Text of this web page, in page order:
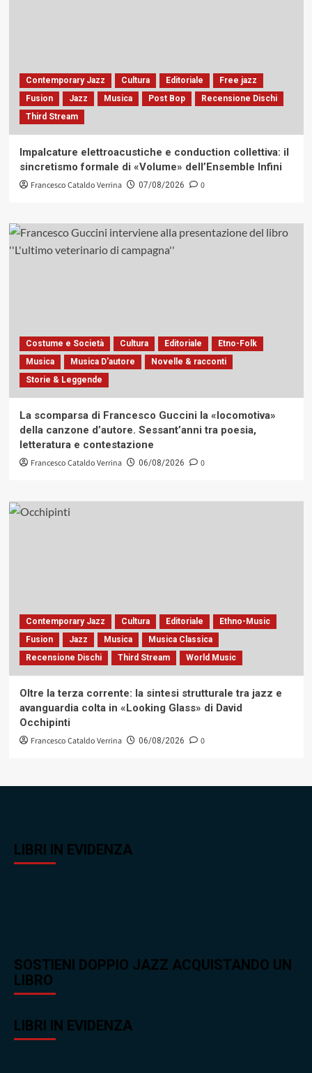
Contemporary Jazz Cultura Editoriale
Free jazz
Fusion
Jazz Musica Post Bop
Recensione Dischi
Third Stream
Impalcature elettroacustiche e conduction collettiva: il
sincretismo formale di «Volume» dell’Ensemble Infini
Francesco Cataldo Verrina 07/08/2026 0
Costume e Società Cultura Editoriale
Etno-Folk
Musica
Musica D'autore
Novelle & racconti
Storie & Leggende
La scomparsa di Francesco Guccini la «locomotiva»
della canzone d’autore. Sessant’anni tra poesia,
letteratura e contestazione
Francesco Cataldo Verrina 06/08/2026 0
Contemporary Jazz Cultura Editoriale
Ethno-Music
Fusion
Jazz Musica
Musica Classica
Recensione Dischi
Third Stream World Music
Oltre la terza corrente: la sintesi strutturale tra jazz e
avanguardia colta in «Looking Glass» di David
Occhipinti
Francesco Cataldo Verrina 06/08/2026 0
LIBRI IN EVIDENZA
SOSTIENI DOPPIO JAZZ ACQUISTANDO UN
LIBRO
LIBRI IN EVIDENZA